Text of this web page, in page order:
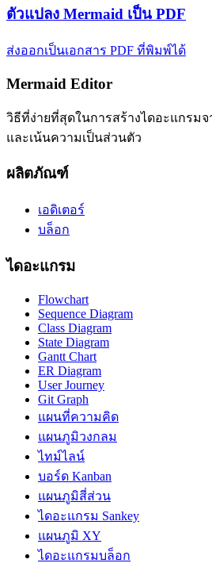
ตัวแปลง Mermaid เป็น PDF
ส่งออกเป็นเอกสาร PDF ที่พิมพ์ได้
Mermaid Editor
วิธีที่ง่ายที่สุดในการสร้างไดอะแกรม
และเน้นความเป็นส่วนตัว
ผลิตภัณฑ์
เอดิเตอร์
บล็อก
ไดอะแกรม
Flowchart
Sequence Diagram
Class Diagram
State Diagram
Gantt Chart
ER Diagram
User Journey
Git Graph
แผนที่ความคิด
แผนภูมิวงกลม
ไทม์ไลน์
บอร์ด Kanban
แผนภูมิสี่ส่วน
ไดอะแกรม Sankey
แผนภูมิ XY
ไดอะแกรมบล็อก